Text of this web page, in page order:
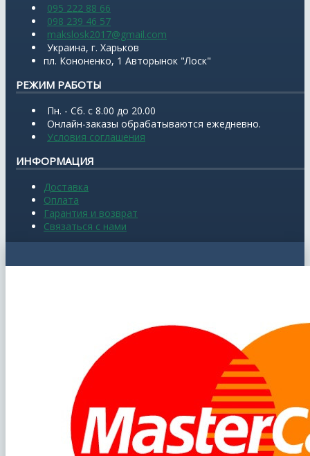
095 222 88 66
098 239 46 57
makslosk2017@gmail.com
Украина, г. Харьков
пл. Кононенко, 1 Авторынок "Лоск"
РЕЖИМ РАБОТЫ
Пн. - Сб. с 8.00 до 20.00
Онлайн-заказы обрабатываются ежедневно.
Условия соглашения
ИНФОРМАЦИЯ
Доставка
Оплата
Гарантия и возврат
Связаться с нами